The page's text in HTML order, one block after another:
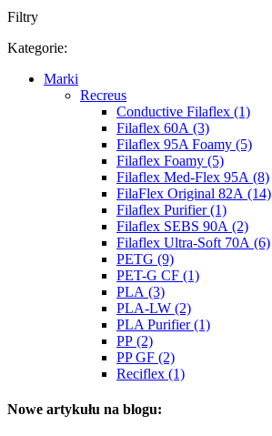
Filtry
Kategorie:
Marki
Recreus
Conductive Filaflex (1)
Filaflex 60A (3)
Filaflex 95A Foamy (5)
Filaflex Foamy (5)
Filaflex Med-Flex 95A (8)
FilaFlex Original 82A (14)
Filaflex Purifier (1)
Filaflex SEBS 90A (2)
Filaflex Ultra-Soft 70A (6)
PETG (9)
PET-G CF (1)
PLA (3)
PLA-LW (2)
PLA Purifier (1)
PP (2)
PP GF (2)
Reciflex (1)
Nowe artykułu na blogu: